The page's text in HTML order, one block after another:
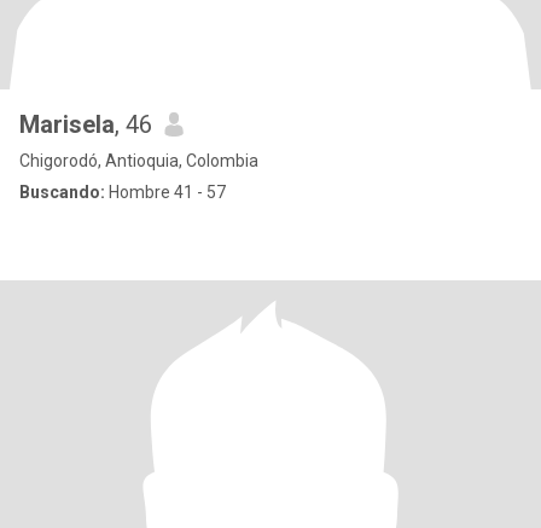
Marisela, 46
Chigorodó, Antioquia, Colombia
Buscando: Hombre 41 - 57